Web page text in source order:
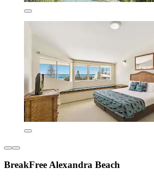
BreakFree Alexandra Beach